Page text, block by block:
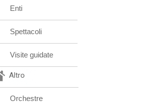
Enti
Spettacoli
Visite guidate
Altro
Orchestre